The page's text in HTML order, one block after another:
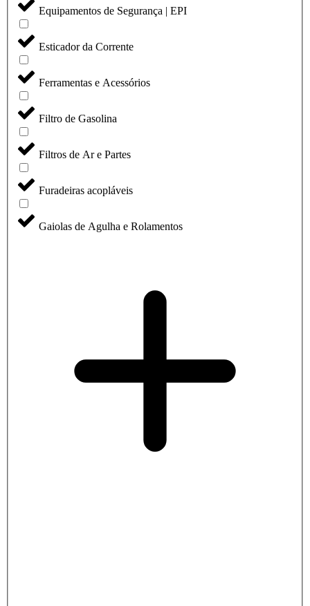
Equipamentos de Segurança | EPI
Esticador da Corrente
Ferramentas e Acessórios
Filtro de Gasolina
Filtros de Ar e Partes
Furadeiras acopláveis
Gaiolas de Agulha e Rolamentos